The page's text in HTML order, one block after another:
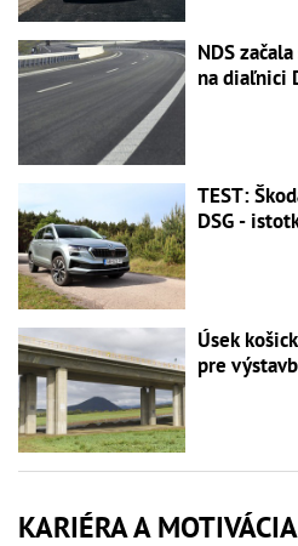
NDS
na diaľnici
TEST:
DSG -
Úsek
pre
KARIÉRA A MOTIVÁCIA